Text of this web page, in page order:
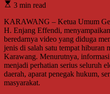
3 min read
KARAWANG – Ketua Umum
H. Enjang Effendi,
beredarnya video yang diduga
jenis di salah satu tempat
Karawang. Menurutnya,
menjadi perhatian serius seluruh
daerah, aparat penegak hukum,
masyarakat.